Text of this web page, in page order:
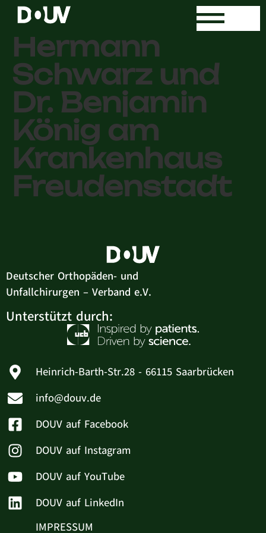
Praxis Dr.
Hermann
Schwarz und
Dr. Benjamin
König am
Krankenhaus
Freudenstadt
Deutscher Orthopäden- und
Unfallchirurgen – Verband e.V.
Unterstützt durch:
Heinrich-Barth-Str.28 - 66115 Saarbrücken
info@douv.de
DOUV auf Facebook
DOUV auf Instagram
DOUV auf YouTube
DOUV auf LinkedIn
IMPRESSUM